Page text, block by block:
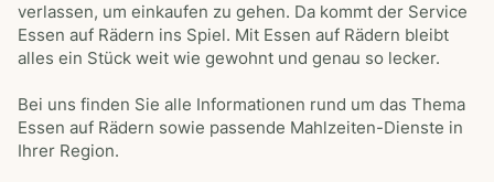
verlassen, um einkaufen zu gehen. Da kommt der Service
Essen auf Rädern ins Spiel. Mit Essen auf Rädern bleibt
alles ein Stück weit wie gewohnt und genau so lecker.
Bei uns finden Sie alle Informationen rund um das Thema
Essen auf Rädern sowie passende Mahlzeiten-Dienste in
Ihrer Region.